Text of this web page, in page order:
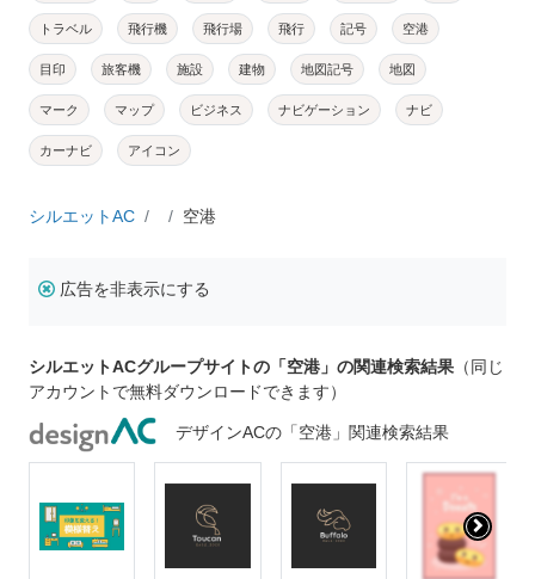
トラベル 飛行機 飛行場 飛行 記号 空港
目印 旅客機 施設 建物 地図記号 地図
マーク マップ ビジネス ナビゲーション ナビ
カーナビ アイコン
シルエットAC 空港
広告を非表示にする
シルエットACグループサイトの「空港」の関連検索結果 （同じ
アカウントで無料ダウンロードできます）
デザインACの「空港」関連検索結果